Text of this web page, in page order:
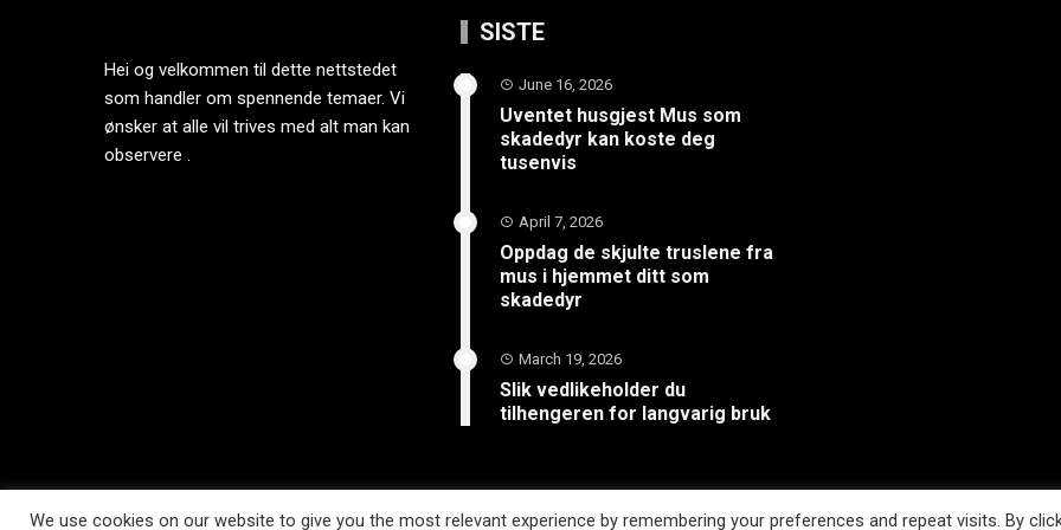
Hei og velkommen til dette nettstedet
som handler om spennende temaer. Vi
ønsker at alle vil trives med alt man kan
observere .
SISTE
June 16, 2026
Uventet husgjest Mus som
skadedyr kan koste deg
tusenvis
April 7, 2026
Oppdag de skjulte truslene fra
mus i hjemmet ditt som
skadedyr
March 19, 2026
Slik vedlikeholder du
tilhengeren for langvarig bruk
We use cookies on our website to give you the most relevant experience by remembering your preferences and repeat visits. By